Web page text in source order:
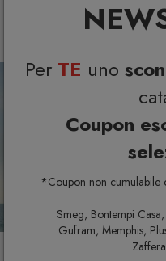
Per TE uno
Coupon
*Coupon non cumulabile
Smeg, Bontempi
Gufram, Memphis,
Previous